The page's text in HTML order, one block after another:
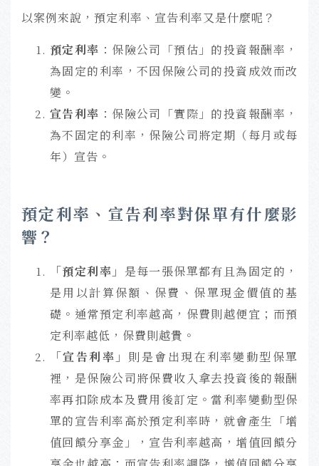
以案例來說，預定利率、宣告利率又是什麼呢？
預定利率 ：保險公司「預估」的投資報酬率，
為固定的利率，不因保險公司的投資成效而改
變。
宣告利率 ：保險公司「實際」的投資報酬率，
為不固定的利率，保險公司將定期（每月或每
年）宣告。
預定利率、宣告利率對保單有什麼影
響？
「預定利率」 是每一張保單都有且為固定的，
是用以計算保額、保費、保單現金價值的基
礎。通常預定利率越高，保費則越便宜；而預
定利率越低，保費則越貴。
「宣告利率」 則是會出現在利率變動型保單
裡，是保險公司將保費收入拿去投資後的報酬
率再扣除成本及費用後訂定。當利率變動型保
單的宣告利率高於預定利率時，就會產生「增
值回饋分享金」，宣告利率越高，增值回饋分